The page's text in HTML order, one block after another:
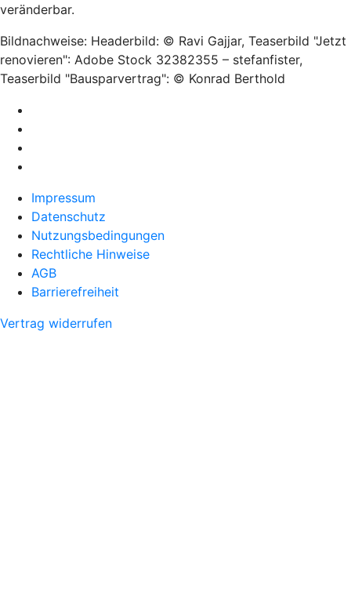
veränderbar.
Bildnachweise: Headerbild: © Ravi Gajjar, Teaserbild "Jetzt
renovieren": Adobe Stock 32382355 – stefanfister,
Teaserbild "Bausparvertrag": © Konrad Berthold
Impressum
Datenschutz
Nutzungsbedingungen
Rechtliche Hinweise
AGB
Barrierefreiheit
Vertrag widerrufen